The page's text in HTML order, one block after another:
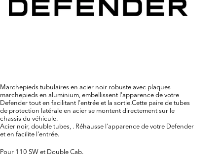
Marchepieds tubulaires en acier noir robuste avec plaques
marchepieds en aluminium, embellissent l'apparence de votre
Defender tout en facilitant l'entrée et la sortie.Cette paire de tubes
de protection latérale en acier se montent directement sur le
chassis du véhicule.
Acier noir, double tubes, . Réhausse l'apparence de votre Defender
et en facilite l'entrée.
Pour 110 SW et Double Cab.